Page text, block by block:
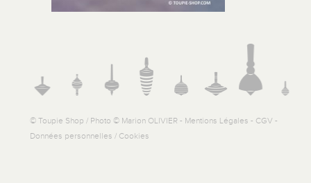
© Toupie Shop / Photo © Marion OLIVIER - Mentions Légales - CGV -
Données personnelles / Cookies